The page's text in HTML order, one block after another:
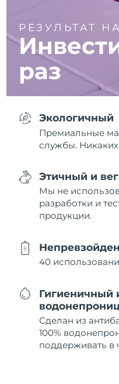
РЕЗУЛЬТАТ
раз
Экологичный
Премиальные
службы.
Этичный и
Мы не
разработки и
продукции.
40
Гигиеничный
Сделан из
100%
поддерживать в